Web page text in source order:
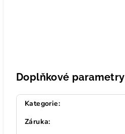
Doplňkové parametry
Kategorie:
Záruka: